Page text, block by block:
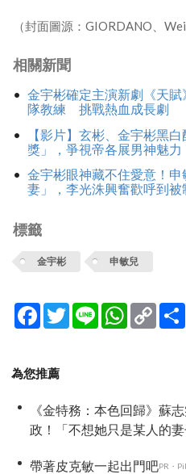
（封面圖源：GIORDANO、
相關新聞
金宇彬確定主演新劇《天
隊教練 挑戰熱血成長劇
【影片】玄彬、金宇彬黑
獎」，爭視帝各展男神魅力
金宇彬眼神藏不住愛意！
妻」，李光洙興奮歡呼到被
標籤
金宇彬 申敏兒
Facebook
TwitterLine WhatsApp
Copy
Link
為您推薦
《金特務：本色回歸》蘇
政！「不想她只是某人的
帶著皮克敏一起出門吧PR・